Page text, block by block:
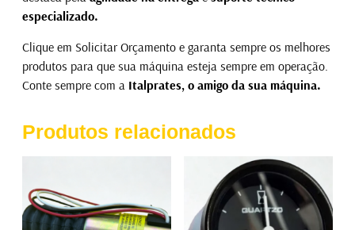
especializado.
Clique em Solicitar Orçamento e garanta sempre os melhores
produtos para que sua máquina esteja sempre em operação.
Conte sempre com a Italprates, o amigo da sua máquina.
Produtos relacionados